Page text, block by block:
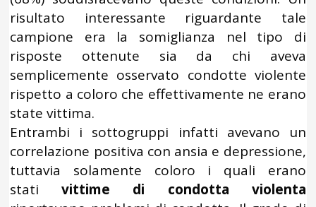
risultato interessante riguardante tale
campione era la somiglianza nel tipo di
risposte ottenute sia da chi aveva
semplicemente osservato condotte violente
rispetto a coloro che effettivamente ne erano
state vittima.
Entrambi i sottogruppi infatti avevano un
correlazione positiva con ansia e depressione,
tuttavia solamente coloro i quali erano
stativittime di condotta violenta